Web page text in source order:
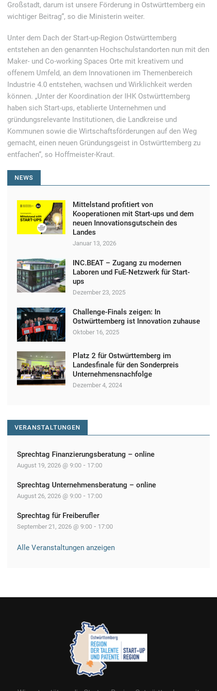
Großstadt, darum ist unsere Förderung in Ostwürttemberg ein
wichtiger Beitrag“, so die Ministerin weiter.
Unter dem Dach der Start-up-Region Ostwürttemberg
entstehen an den genannten Hochschulstandorten nun mit den
Maker- und Co-working Spaces Orte mit kreativem und
offenem Umfeld, an dem Innovationen im Themenbereich
Industrie 4.0 entstehen, wachsen und Wirklichkeit werden
können. „Unter der Koordination der IHK Ostwürttemberg
haben sich Start-ups, etablierte Unternehmen und
gründungsrelevante Institutionen, die Landkreise und
Kommunen sowie die Wirtschaftsförderungen auf den Weg
gemacht, einen neuen Gründungsgeist in Ostwürttemberg zu
entfachen“, so Hoffmeister-Kraut.
NEWS
Mittelstand profitiert von
Kooperationen mit Start-ups und dem
neuen Innovationsgutschein des
Landes
Januar 13, 2026
INC.BEAT – Zugang zu modernen
Laboren und FuE-Netzwerk für Start-
ups
Dezember 23, 2025
Challenge-Finals zeigen: In
Ostwürttemberg ist Innovation zuhause
Oktober 16, 2025
Platz 2 für Ostwürttemberg im
Landesfinale für den Sonderpreis
Unternehmensnachfolge
Dezember 4, 2024
VERANSTALTUNGEN
Sprechtag Finanzierungsberatung – online
August 19, 2026 @ 9:00 - 17:00
Sprechtag Unternehmensberatung – online
August 26, 2026 @ 9:00 - 17:00
Sprechtag für Freiberufler
September 21, 2026 @ 9:00 - 17:00
Alle Veranstaltungen anzeigen